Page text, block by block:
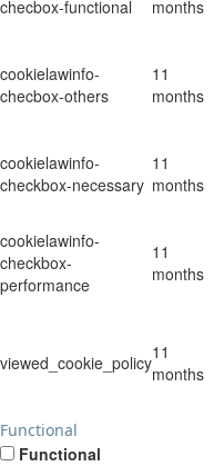
checbox-functional
months
cookielawinfo-
checbox-others
11
months
cookielawinfo-
checkbox-necessary
11
months
cookielawinfo-
checkbox-
performance
11
months
viewed_cookie_policy11
months
Functional
Functional